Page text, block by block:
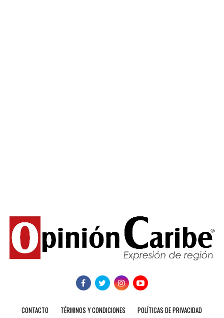
CONTACTO TÉRMINOS Y CONDICIONES POLÍTICAS DE PRIVACIDAD